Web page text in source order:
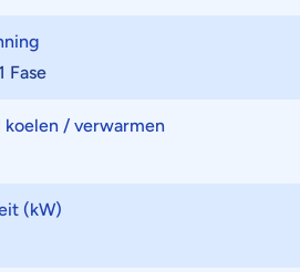
Fase
koelen / verwarmen
(kW)